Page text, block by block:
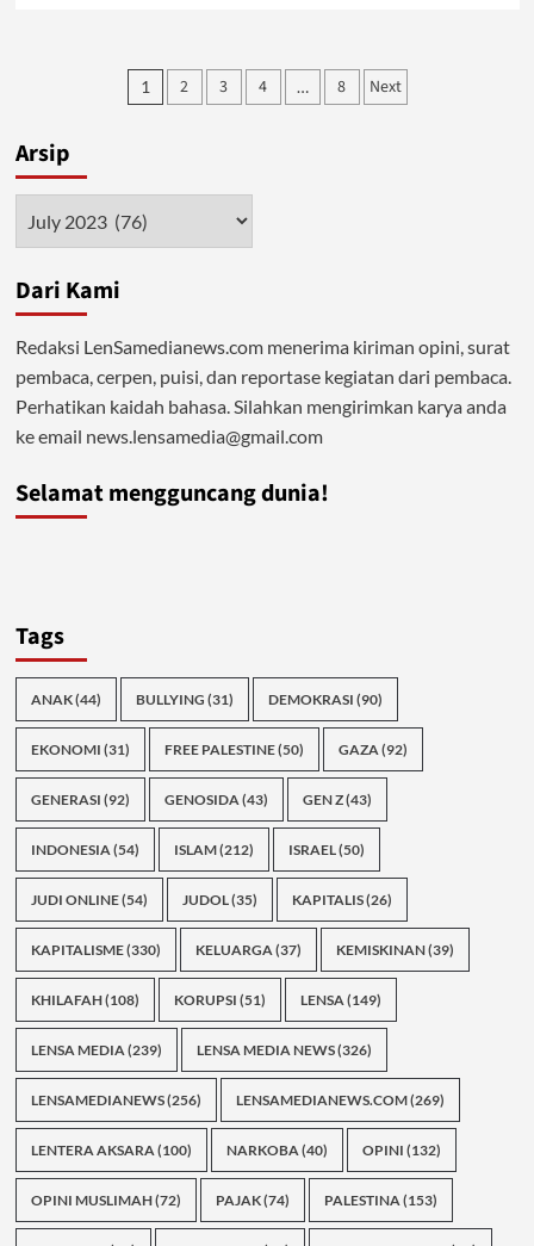
Menambah
Posts
1 2 3 4 … 8 Next
Arsip
Dari Kami
Redaksi LenSamedianews.com menerima kiriman opini, surat
pembaca, cerpen, puisi, dan reportase kegiatan dari pembaca.
Perhatikan kaidah bahasa. Silahkan mengirimkan karya anda
ke email news.lensamedia@gmail.com
Selamat mengguncang dunia!
Tags
ANAK(44) BULLYING (31) DEMOKRASI (90)
EKONOMI (31) FREE PALESTINE(50) GAZA(92)
GENERASI (92) GENOSIDA(43) GEN Z(43)
INDONESIA(54) ISLAM(212) ISRAEL(50)
JUDI ONLINE(54) JUDOL(35) KAPITALIS(26)
KAPITALISME(330) KELUARGA(37) KEMISKINAN(39)
KHILAFAH(108) KORUPSI (51) LENSA(149)
LENSA MEDIA(239) LENSA MEDIA NEWS(326)
LENSAMEDIANEWS(256) LENSAMEDIANEWS.COM(269)
LENTERA AKSARA(100) NARKOBA(40) OPINI (132)
OPINI MUSLIMAH(72) PAJAK(74) PALESTINA(153)